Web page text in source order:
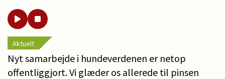
Aktuelt
Nyt samarbejde i hundeverdenen er netop
offentliggjort. Vi glæder os allerede til pinsen